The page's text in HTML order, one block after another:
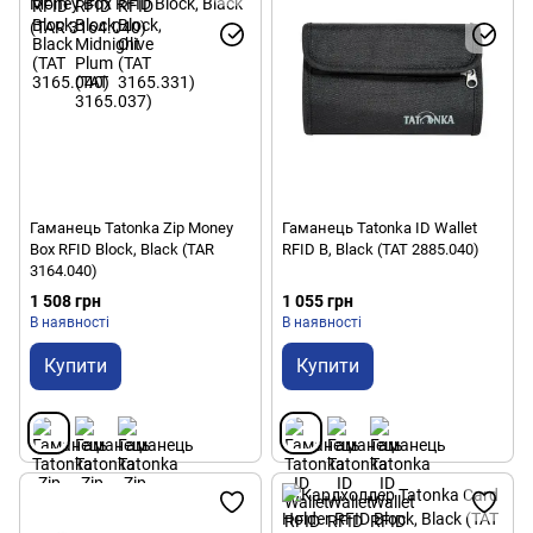
Гаманець Tatonka Zip Money
Box RFID Block, Black (TAR
3164.040)
1 508 грн
В наявності
Купити
Гаманець Tatonka ID Wallet
RFID B, Black (TAT 2885.040)
1 055 грн
В наявності
Купити